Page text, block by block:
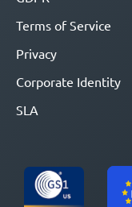
Terms of Service
Privacy
Corporate Identity
SLA